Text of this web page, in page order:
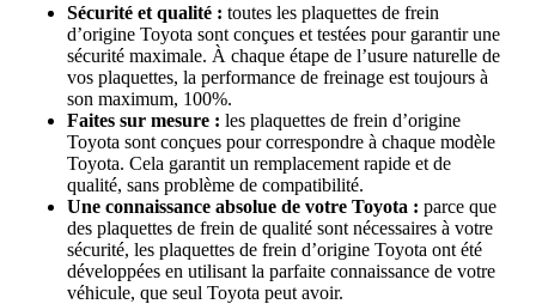
Sécurité et qualité : toutes les plaquettes de frein
d’origine Toyota sont conçues et testées pour garantir une
sécurité maximale. À chaque étape de l’usure naturelle de
vos plaquettes, la performance de freinage est toujours à
son maximum, 100%.
Faites sur mesure : les plaquettes de frein d’origine
Toyota sont conçues pour correspondre à chaque modèle
Toyota. Cela garantit un remplacement rapide et de
qualité, sans problème de compatibilité.
Une connaissance absolue de votre Toyota : parce que
des plaquettes de frein de qualité sont nécessaires à votre
sécurité, les plaquettes de frein d’origine Toyota ont été
développées en utilisant la parfaite connaissance de votre
véhicule, que seul Toyota peut avoir.